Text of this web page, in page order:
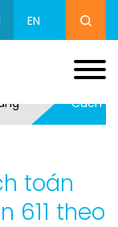
EN
Cách
toán
611 theo